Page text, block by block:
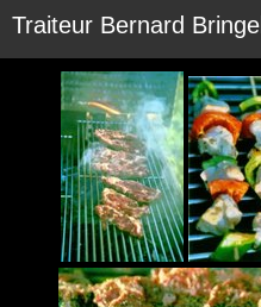
Traiteur Bernard Bringel